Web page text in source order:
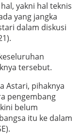
yakni hal teknis
yang jangka
dalam diskusi
tersebut.
Astari, pihaknya
pengembang
kini belum
itu ke dalam